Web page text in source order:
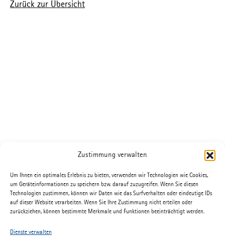
Zustimmung verwalten
Um Ihnen ein optimales Erlebnis zu bieten, verwenden wir Technologien wie Cookies,
um Geräteinformationen zu speichern bzw. darauf zuzugreifen. Wenn Sie diesen
Technologien zustimmen, können wir Daten wie das Surfverhalten oder eindeutige IDs
auf dieser Website verarbeiten. Wenn Sie Ihre Zustimmung nicht erteilen oder
zurückziehen, können bestimmte Merkmale und Funktionen beeinträchtigt werden.
Dienste verwalten
Zurück zur Übersicht